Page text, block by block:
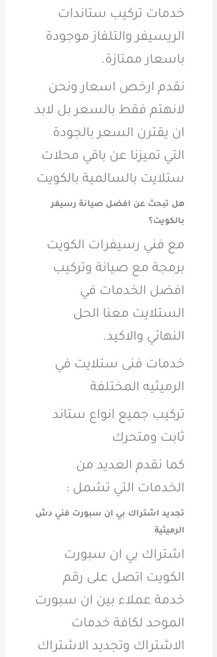
خدمات تركيب ستاندات
الريسيفر والتلفاز موجودة
باسعار ممتازة.
نقدم ارخص اسعار ونحن
لانهتم فقط بالسعر بل لابد
ان يقترن السعر بالجودة
التي تميزنا عن باقي محلات
ستلايت بالسالمية بالكويت
هل تبحث عن افضل صيانة رسيفر
بالكويت؟
مع فني رسيفرات الكويت
برمجة مع صيانة وتركيب
افضل الخدمات في
الستلايت معنا الحل
النهائي والاكيد.
خدمات فنى ستلايت في
الرميثيه المختلفة
تركيب جميع انواع ستاند
ثابت ومتحرك
كما نقدم العديد من
الخدمات التي تشمل :
تجديد اشتراك بي ان سبورت فني دش
الرميثية
اشتراك بي ان سبورت
الكويت اتصل على رقم
خدمة عملاء بين ان سبورت
الموحد لكافة خدمات
الاشتراك وتجديد الاشتراك